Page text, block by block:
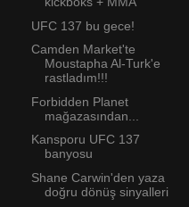
UFC 137 bu gece!
Camden Market'te
Moustapha Al-Turk'e
rastladım!!!
Forbidden Planet
mağazasından...
Kansporu UFC 137
banyosu
Shane Carwin'den yaza
doğru dönüş sinyalleri